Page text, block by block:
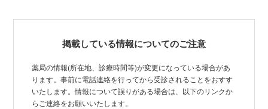
掲載している情報についてのご注意
薬局の情報(所在地、診療時間等)が変更になっている場合があ
ります。事前に電話連絡を行ってから受診されることをおすす
いたします。情報について誤りがある場合は、以下のリンクか
らご連絡をお願いいたします。